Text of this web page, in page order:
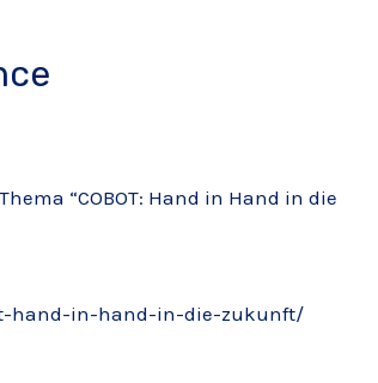
“COBOT: Hand in Hand in die
hand-in-hand-in-die-zukunft/